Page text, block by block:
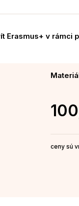
v rámci
ceny sú